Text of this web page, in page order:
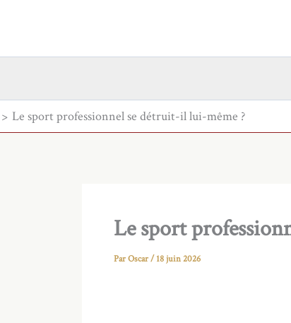
Le sport professionnel se détruit-il lui-même ?
Le sport
ParOscar/18 juin 2026